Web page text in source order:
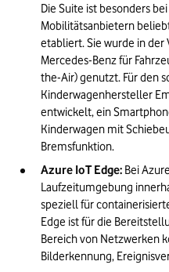
Die Suite ist besonders
Mobilitätsanbietern
etabliert. Sie wurde in der
Mercedes-Benz für
the-Air) genutzt. Für den
Kinderwagenhersteller
entwickelt, ein
Kinderwagen mit
Bremsfunktion.
Azure IoT Edge: Bei
Laufzeitumgebung
speziell für
Edge ist für die
Bereich von Netzwerken
Bilderkennung,